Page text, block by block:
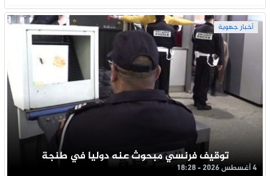
أخبار جهوية
توقيف فرنسي مبحوث عنه دوليا في طنجة
4 أغسطس 2026 - 18:28